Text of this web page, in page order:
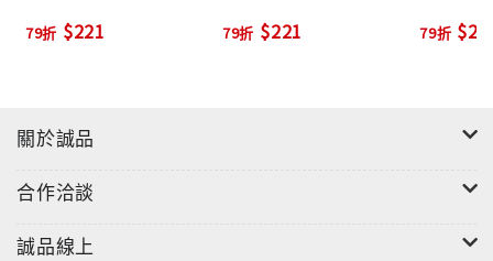
79折 $221 79折 $221 79折
關於誠品
合作洽談
誠品線上